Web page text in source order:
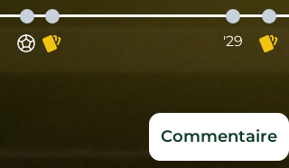
'29
Commentaire